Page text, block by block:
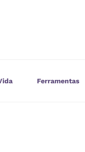
Ferramentas